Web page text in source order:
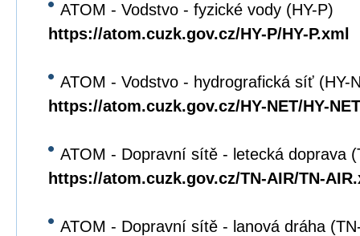
ATOM - Vodstvo - fyzické vody (HY-P)
https://atom.cuzk.gov.cz/HY-P/HY-P.xml
ATOM - Vodstvo - hydrografická síť (HY-
https://atom.cuzk.gov.cz/HY-NET/HY-
ATOM - Dopravní sítě - letecká doprava
https://atom.cuzk.gov.cz/TN-AIR/TN-
ATOM - Dopravní sítě - lanová dráha